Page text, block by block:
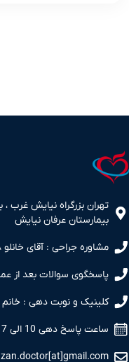
تهران بزرگراه نیایش غرب ،
بیمارستان عرفان نیایش
مشاوره جراحی : آقای خانلو ۰۹۱۲۴۷۰۵۰۴۸
پاسخگوی سوالات بعد از عمل :
کلینیک و نوبت دهی : خانم عاطفی ۰۹۱۰۴۸۰۸۱۶۶-
ساعت پاسخ دهی 10 الی 17 روز های شنبه الی چهارشنبه